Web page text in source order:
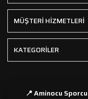
MÜŞTERİ HİZMETLERİ
KATEGORİLER
📍 Aminocu